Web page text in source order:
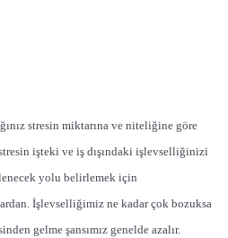
stresin miktarına ve niteliğine göre
işteki ve iş dışındaki işlevselliğinizi
yolu belirlemek için
İşlevselliğimiz ne kadar çok bozuksa
gelme şansımız genelde azalır.